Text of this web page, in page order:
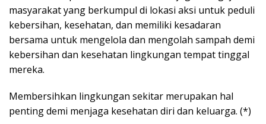
masyarakat yang berkumpul di lokasi aksi untuk peduli
kebersihan, kesehatan, dan memiliki kesadaran
bersama untuk mengelola dan mengolah sampah demi
kebersihan dan kesehatan lingkungan tempat tinggal
mereka.
Membersihkan lingkungan sekitar merupakan hal
penting demi menjaga kesehatan diri dan keluarga. (*)